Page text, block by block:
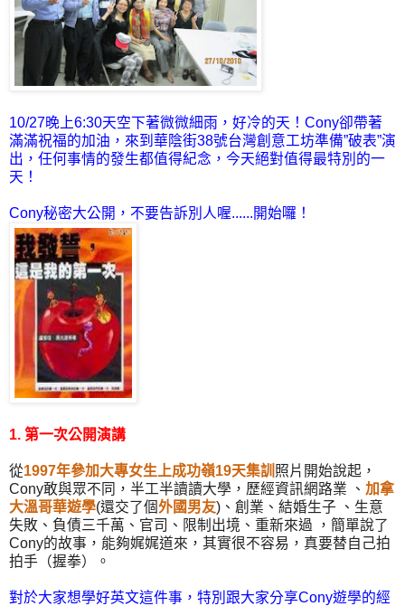
10/27晚上6:30天空下著微微細雨，好冷的天！Cony卻帶著
滿滿祝福的加油，來到華陰街38號台灣創意工坊準備”破表”演
出，任何事情的發生都值得紀念，今天絕對值得最特別的一
天！
Cony秘密大公開，不要告訴別人喔......開始囉！
1. 第一次公開演講
從1997年參加大專女生上成功嶺19天集訓 照片開始說起，
Cony敢與眾不同，半工半讀讀大學，歷經資訊網路業 、 加拿
大溫哥華遊學(還交了個外國男友)、創業、結婚生子 、生意
失敗、負債三千萬、官司、限制出境、重新來過 ，簡單說了
Cony的故事，能夠娓娓道來，其實很不容易，真要替自己拍
拍手（握拳）。
對於大家想學好英文這件事，特別跟大家分享Cony遊學的經